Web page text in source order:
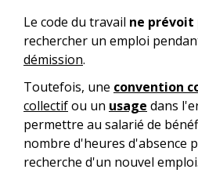
Le code du travail ne prévoit
rechercher un emploi
démission.
Toutefois, une convention
collectifou un usage dans
permettre au salarié de
nombre d'heures d'absence
recherche d'un nouvel emploi.